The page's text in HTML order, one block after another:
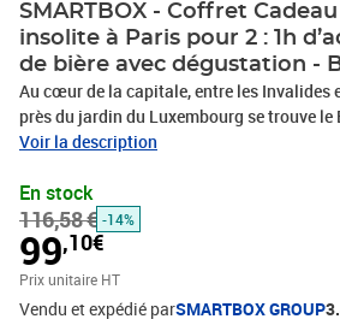
SMARTBOX - Coffret
insolite à Paris pour 2 : 1h
de bière avec dégustation -
Au cœur de la capitale, entre les Invalides
près du jardin du Luxembourg se trouve le
établissement insolite qui vous attend pour
vous ne plongerez pas exactement dans
dans un bain à remous en chêne sculpté
tonneau) contenant ses principaux
levure de bière. Comme si vous étiez
magique petits, profitez des bienfaits pour
Voir la description
En stock
116,58 € -14%
99,10€
Prix unitaire HT
Vendu et expédié parSMARTBOX GROUP